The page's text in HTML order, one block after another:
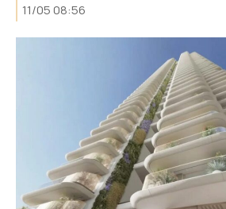
11/05 08:56